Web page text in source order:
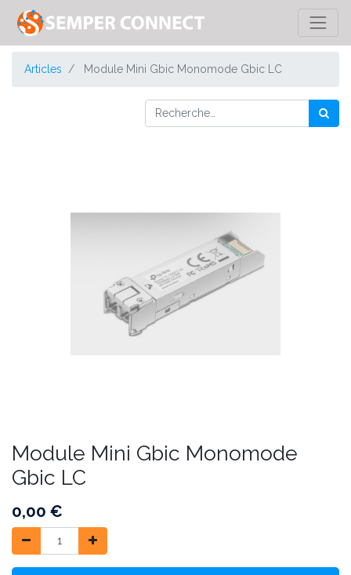
Articles Module Mini Gbic Monomode Gbic LC
Module Mini Gbic Monomode
Gbic LC
0,00 €